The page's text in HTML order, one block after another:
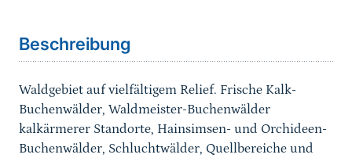
Beschreibung
Waldgebiet auf vielfältigem Relief. Frische Kalk-
Buchenwälder, Waldmeister-Buchenwälder
kalkärmerer Standorte, Hainsimsen- und Orchideen-
Buchenwälder, Schluchtwälder, Quellbereiche und